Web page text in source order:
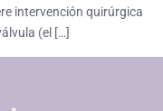
intervención quirúrgica
(el […]